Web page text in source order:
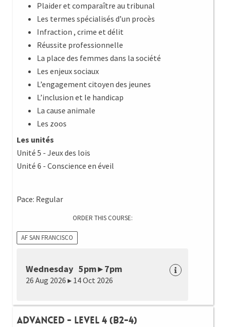
Plaider et comparaître au tribunal
Les termes spécialisés d’un procès
Infraction , crime et délit
Réussite professionnelle
La place des femmes dans la société
Les enjeux sociaux
L’engagement citoyen des jeunes
L’inclusion et le handicap
La cause animale
Les zoos
Les unités
Unité 5 - Jeux des lois
Unité 6 - Conscience en éveil
Pace: Regular
ORDER THIS COURSE:
AF SAN FRANCISCO
Wednesday 5pm ▸ 7pm
26 Aug 2026 ▸ 14 Oct 2026
Advanced - Level 4 (B2-4)